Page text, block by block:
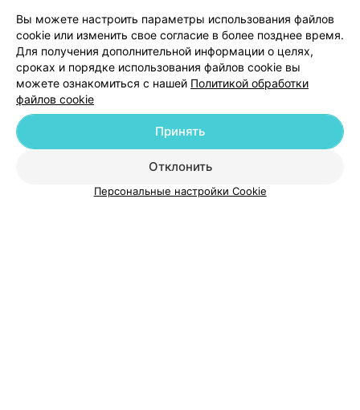
Добавить компанию
Вы можете настроить параметры использования файлов
cookie или изменить свое согласие в более позднее время.
Для получения дополнительной информации о целях,
сроках и порядке использования файлов cookie вы
можете ознакомиться с нашей Политикой обработки
файлов cookie
Отклонить
Принять
Персональные настройки Cookie